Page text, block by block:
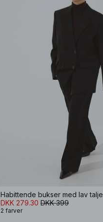
Habittende bukser med lav talje
DKK 279.30 DKK 399
2 farver